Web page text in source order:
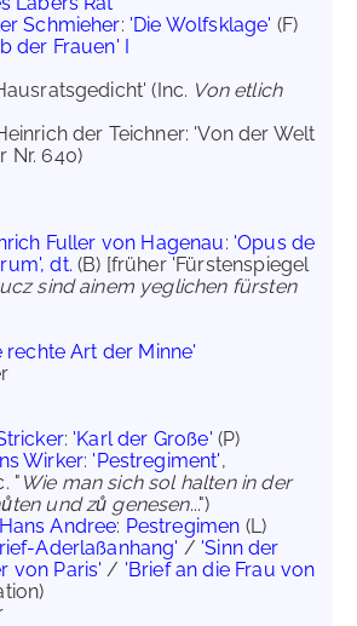
Schmieher: 'Die Wolfsklage' (F)
der Frauen' I
(Inc. Von etlich
der Teichner: 'Von der Welt
Nr. 640)
Fuller von Hagenau: 'Opus de
dt. (B) [früher 'Fürstenspiegel
sind ainem yeglichen fürsten
rechte Art der Minne'
: 'Karl der Große' (P)
Wirker: 'Pestregiment',
" Wie man sich sol halten in der
und zů genesen...")
Hans Andree: Pestregimen (L)
Aderlaßanhang' / 'Sinn der
von Paris' / 'Brief an die Frau von